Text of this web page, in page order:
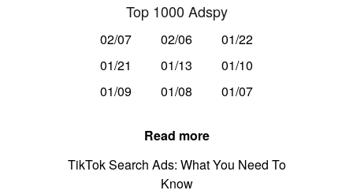
Top 1000 Adspy
02/07 02/06
01/22
01/21
01/13
01/10
01/09
01/08 01/07
Read more
TikTok Search Ads: What You Need To
Know